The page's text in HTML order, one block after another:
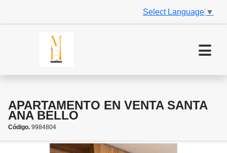
Select Language ▼
APARTAMENTO EN VENTA SANTA
ANA BELLO
Código. 9984804